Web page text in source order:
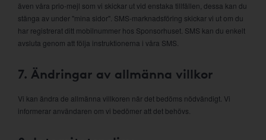
även våra prio-mejl som vi skickar ut vid enstaka tillfällen, dessa kan du
stänga av under "mina sidor". SMS-marknadsföring skickar vi ut om du
har registrerat ditt mobilnummer hos Sponsorhuset. SMS kan du enkelt
avsluta genom att följa instruktionerna i våra SMS.
7. Ändringar av allmänna villkor
Vi kan ändra de allmänna villkoren när det bedöms nödvändigt. Vi
informerar användaren om vi bedömer att det behövs.